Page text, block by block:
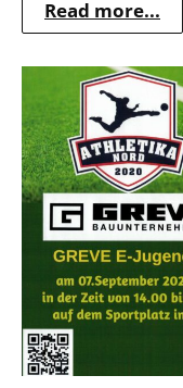
Read more...